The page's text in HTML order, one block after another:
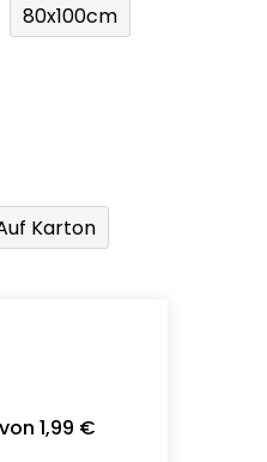
80x100cm
Karton
1,99 €